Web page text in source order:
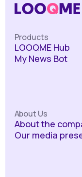
Products
LOOQME Hub
My News Bot
About Us
About the
Our media